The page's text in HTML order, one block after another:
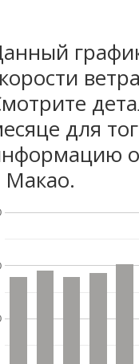
для
о
Макао.